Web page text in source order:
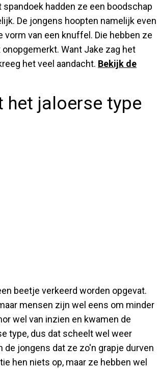
hadden ze een boodschap
De jongens hoopten namelijk even
van een knuffel. Die hebben ze
Want Jake zag het
het veel aandacht. Bekijk de
het jaloerse type
beetje verkeerd worden opgevat.
mensen zijn wel eens om minder
wel van inzien en kwamen de
type, dus dat scheelt wel weer
jongens dat ze zo'n grapje durven
hen niets op, maar ze hebben wel